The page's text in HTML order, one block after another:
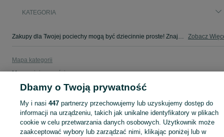
KATEGORIA
Zakupy dla Twojej pociechy mogą być dziecinnie proste! Znajdź to, czego potrzebujesz w kategorii Dla Dzieci na OLX - Klonówiec i okolice! Zobacz
Mapa kategorii
Mapa miejscowości
Mapa ministron
Popularne wyszukiwania
Dbamy o Twoją prywatność
My i nasi447 partnerzy przechowujemy lub uzyskujemy dostęp do
informacji na urządzeniu, takich jak unikalne identyfikatory w plikach
cookie w celu przetwarzania danych osobowych. Użytkownik może
zaakceptować wybory lub zarządzać nimi, klikając poniżej lub w